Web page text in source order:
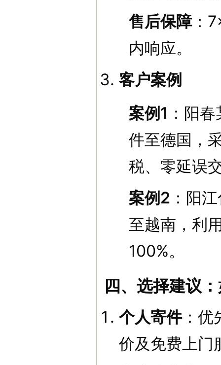
售后保障：
内响应。
客户案例
案例1 ：阳
件至德国，
税、零延误
案例2 ：阳
至越南，利
100%。
四、选择建议
个人寄件：优
价及免费上门